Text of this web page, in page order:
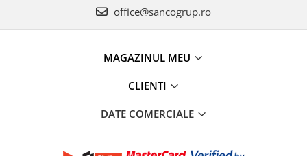
office@sancogrup.ro
MAGAZINUL MEU
CLIENTI
DATE COMERCIALE